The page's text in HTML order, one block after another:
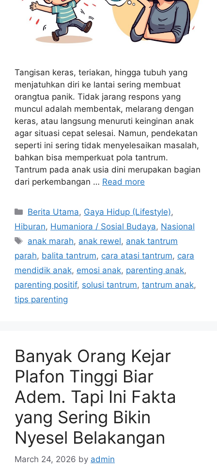
Tangisan keras, teriakan, hingga tubuh yang
menjatuhkan diri ke lantai sering membuat
orangtua panik. Tidak jarang respons yang
muncul adalah membentak, melarang dengan
keras, atau langsung menuruti keinginan anak
agar situasi cepat selesai. Namun, pendekatan
seperti ini sering tidak menyelesaikan masalah,
bahkan bisa memperkuat pola tantrum.
Tantrum pada anak usia dini merupakan bagian
dari perkembangan … Read more
C
a
e
g
o
r
e
Berita Utama, Gaya Hidup (Lifestyle),
Hiburan, Humaniora / Sosial Budaya, Nasional
T
a
s
anak marah, anak rewel, anak tantrum
parah, balita tantrum, cara atasi tantrum, cara
mendidik anak, emosi anak, parenting anak,
parenting positif, solusi tantrum, tantrum anak,
tips parenting
Banyak Orang Kejar
Plafon Tinggi Biar
Adem. Tapi Ini Fakta
yang Sering Bikin
Nyesel Belakangan
March 24, 2026 by admin